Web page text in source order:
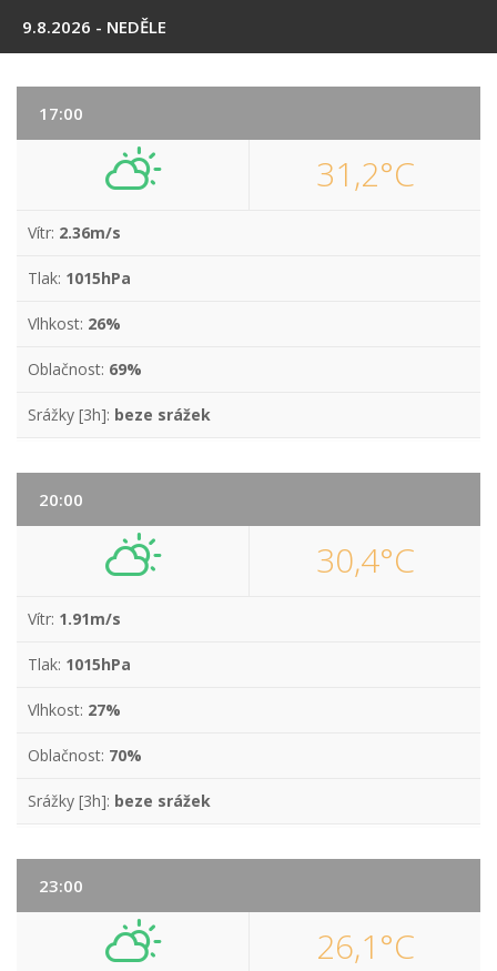
9.8.2026 - NEDĚLE
17:00
31,2°C
Vítr: 2.36m/s
Tlak: 1015hPa
Vlhkost: 26%
Oblačnost: 69%
Srážky [3h]: beze srážek
20:00
30,4°C
Vítr: 1.91m/s
Tlak: 1015hPa
Vlhkost: 27%
Oblačnost: 70%
Srážky [3h]: beze srážek
23:00
26,1°C